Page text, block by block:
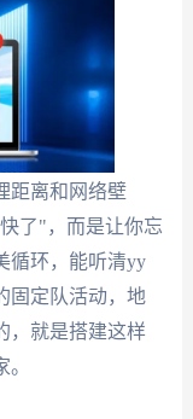
距离和网络壁
了"，而是让你忘
循环，能听清yy
固定队活动，地
，就是搭建这样